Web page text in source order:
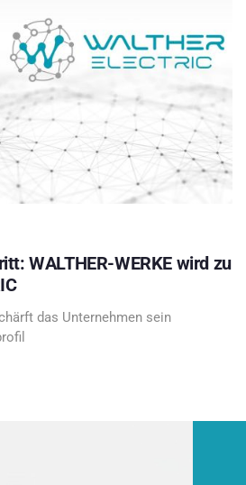
WALTHER-WERKE wird zu
das Unternehmen sein